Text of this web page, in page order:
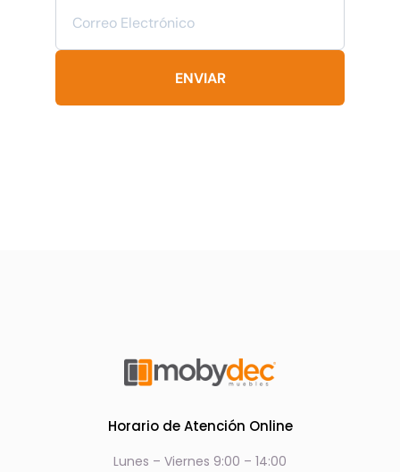
de
ENVIAR
Horario de Atención Online
Lunes – Viernes 9:00 – 14:00